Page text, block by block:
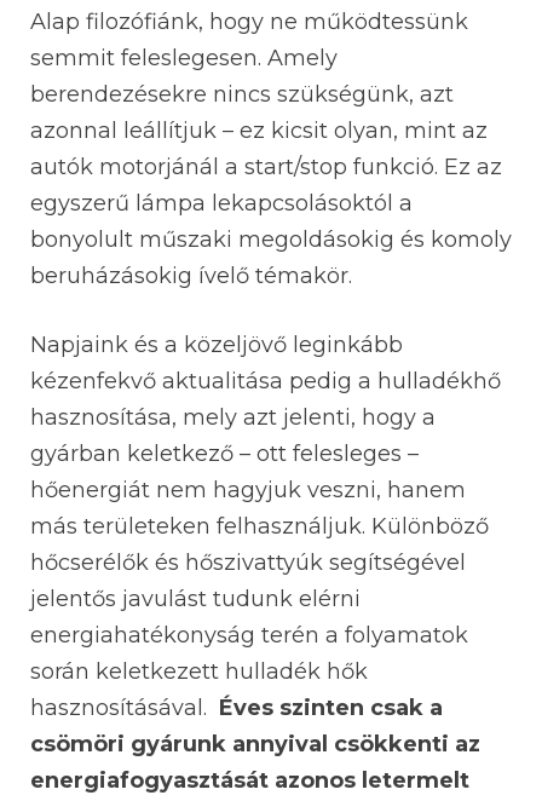
Alap filozófiánk, hogy ne működtessünk
semmit feleslegesen. Amely
berendezésekre nincs szükségünk, azt
azonnal leállítjuk – ez kicsit olyan, mint az
autók motorjánál a start/stop funkció. Ez az
egyszerű lámpa lekapcsolásoktól a
bonyolult műszaki megoldásokig és komoly
beruházásokig ívelő témakör.
Napjaink és a közeljövő leginkább
kézenfekvő aktualitása pedig a hulladékhő
hasznosítása, mely azt jelenti, hogy a
gyárban keletkező – ott felesleges –
hőenergiát nem hagyjuk veszni, hanem
más területeken felhasználjuk. Különböző
hőcserélők és hőszivattyúk segítségével
jelentős javulást tudunk elérni
energiahatékonyság terén a folyamatok
során keletkezett hulladék hők
hasznosításával. Éves szinten csak a
csömöri gyárunk annyival csökkenti az
energiafogyasztását azonos letermelt